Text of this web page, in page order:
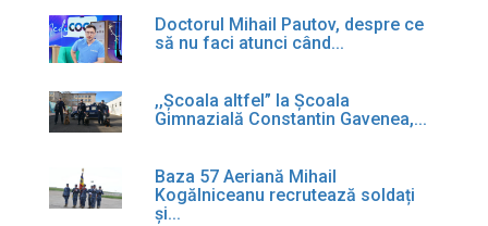
Doctorul Mihail Pautov, despre ce
să nu faci atunci când...
,,Școala altfel” la Școala
Gimnazială Constantin Gavenea,...
Baza 57 Aeriană Mihail
Kogălniceanu recrutează soldați
și...